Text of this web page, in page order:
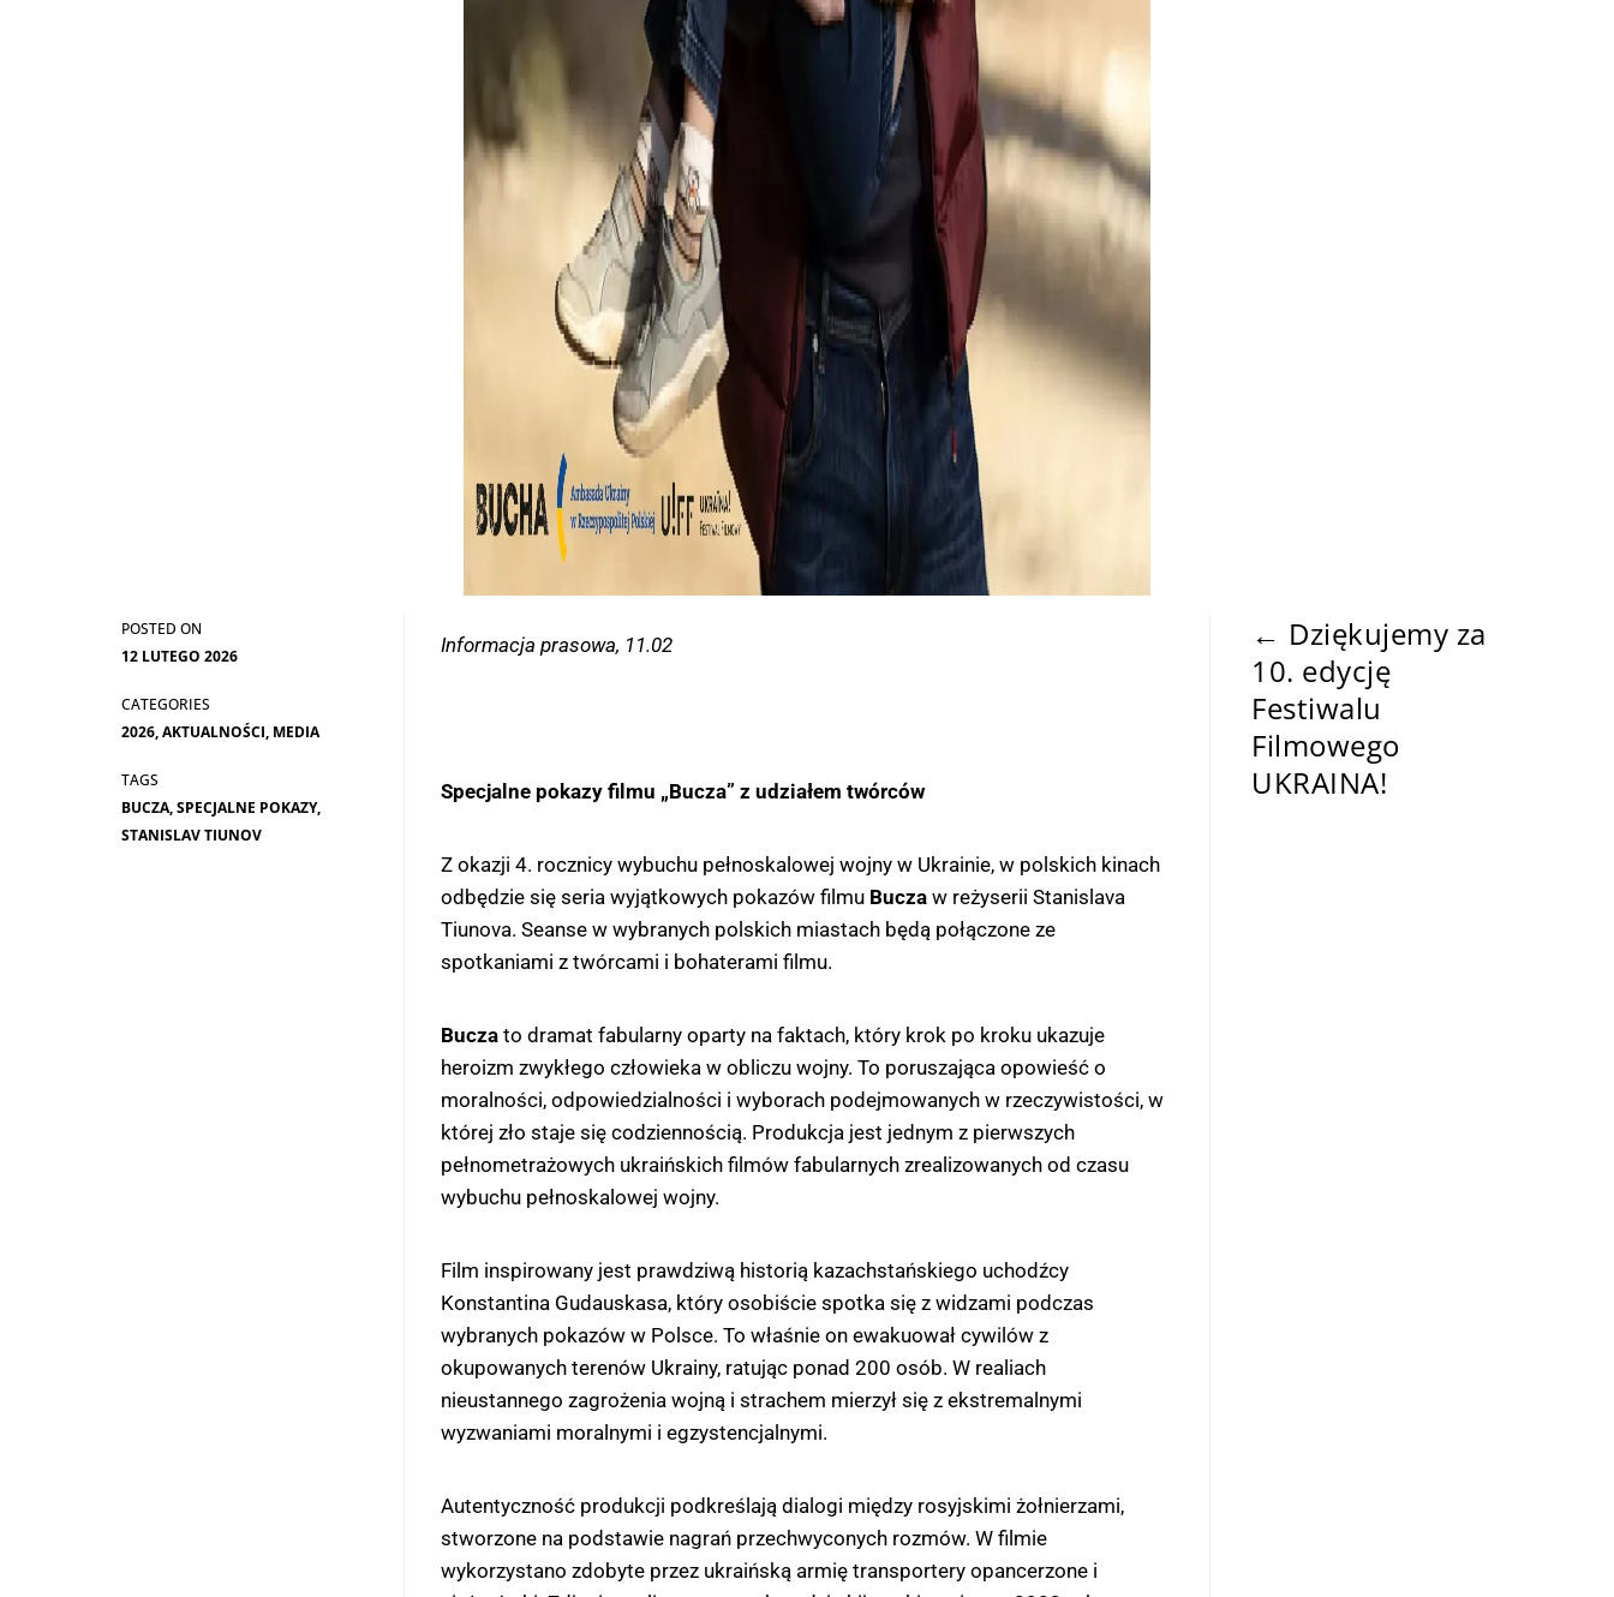
12 LUTEGO 2026
2026,AKTUALNOŚCI, MEDIA
BUCZA,SPECJALNE POKAZY,
STANISLAV TIUNOV
Informacja prasowa, 11.02
Specjalne pokazy filmu „Bucza” z udziałem twórców
Z okazji 4. rocznicy wybuchu pełnoskalowej wojny w Ukrainie, w polskich kinach
odbędzie się seria wyjątkowych pokazów filmu Bucza w reżyserii Stanislava
Tiunova. Seanse w wybranych polskich miastach będą połączone ze
spotkaniami z twórcami i bohaterami filmu.
Buczato dramat fabularny oparty na faktach, który krok po kroku ukazuje
heroizm zwykłego człowieka w obliczu wojny. To poruszająca opowieść o
moralności, odpowiedzialności i wyborach podejmowanych w rzeczywistości, w
której zło staje się codziennością. Produkcja jest jednym z pierwszych
pełnometrażowych ukraińskich filmów fabularnych zrealizowanych od czasu
wybuchu pełnoskalowej wojny.
Film inspirowany jest prawdziwą historią kazachstańskiego uchodźcy
Konstantina Gudauskasa, który osobiście spotka się z widzami podczas
wybranych pokazów w Polsce. To właśnie on ewakuował cywilów z
okupowanych terenów Ukrainy, ratując ponad 200 osób. W realiach
nieustannego zagrożenia wojną i strachem mierzył się z ekstremalnymi
wyzwaniami moralnymi i egzystencjalnymi.
Autentyczność produkcji podkreślają dialogi między rosyjskimi żołnierzami,
stworzone na podstawie nagrań przechwyconych rozmów. W filmie
wykorzystano zdobyte przez ukraińską armię transportery opancerzone i
← Dziękujemy za
10. edycję
Festiwalu
Filmowego
UKRAINA!